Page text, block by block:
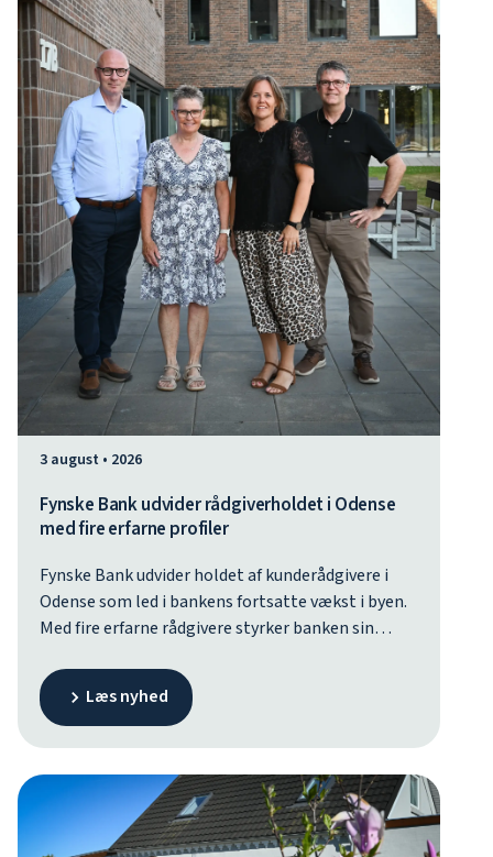
3 august • 2026
Fynske Bank udvider rådgiverholdet i Odense
med fire erfarne profiler
Fynske Bank udvider holdet af kunderådgivere i
Odense som led i bankens fortsatte vækst i byen.
Med fire erfarne rådgivere styrker banken sin
forudsætninger for at møde den stigende
efterspørgsel efter personlig og nærværende
Læs nyhed